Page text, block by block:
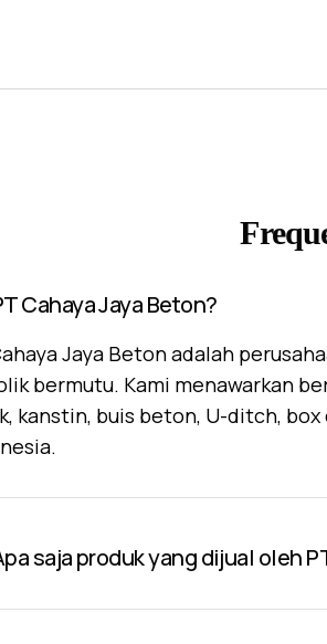
Cahaya Jaya Beton?
Jaya Beton adalah
bermutu. Kami menawarkan
kanstin, buis beton, U-ditch,
saja produk yang dijual oleh